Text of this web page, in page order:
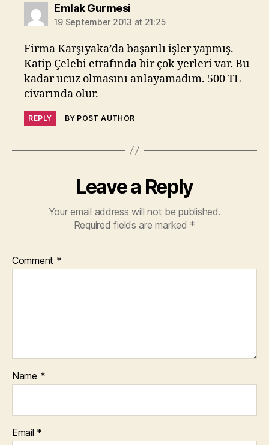
Emlak Gurmesisays:
19 September 2013 at 21:25
Firma Karşıyaka’da başarılı işler yapmış.
Katip Çelebi etrafında bir çok yerleri var. Bu
kadar ucuz olmasını anlayamadım. 500 TL
civarında olur.
REPLY BY POST AUTHOR
Leave a Reply
Your email address will not be published.
Required fields are marked *
Comment *
Name *
Email *